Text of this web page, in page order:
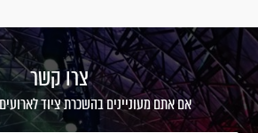
צרו קשר
אם אתם מעוניינים בהשכרת ציוד